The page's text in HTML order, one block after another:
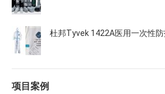
杜邦Tyvek 1422A医用一次性
项目案例